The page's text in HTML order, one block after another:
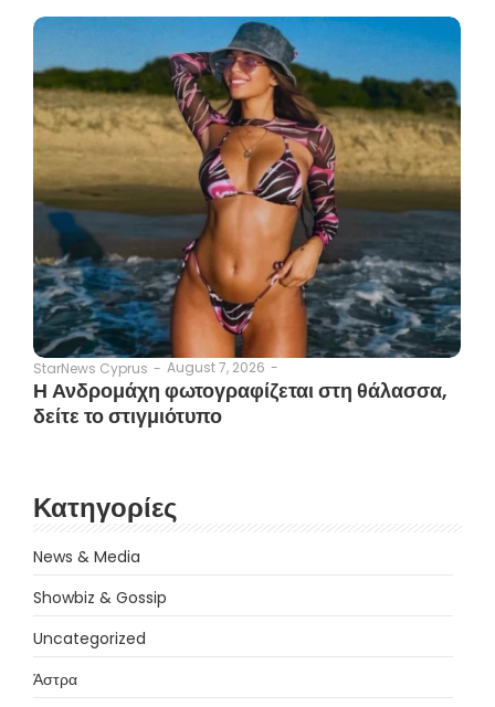
StarNews Cyprus - August 7, 2026 -
Η Ανδρομάχη φωτογραφίζεται στη θάλασσα,
δείτε το στιγμιότυπο
Κατηγορίες
News & Media
Showbiz & Gossip
Uncategorized
Άστρα